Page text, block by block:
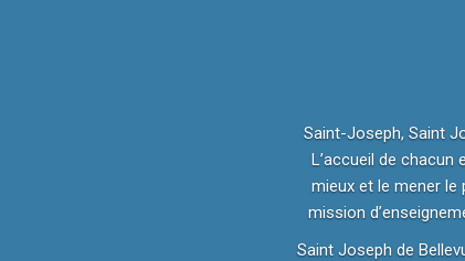
Saint-Joseph, Saint
L’accueil de
mieux et le mener le
mission
Saint Joseph de